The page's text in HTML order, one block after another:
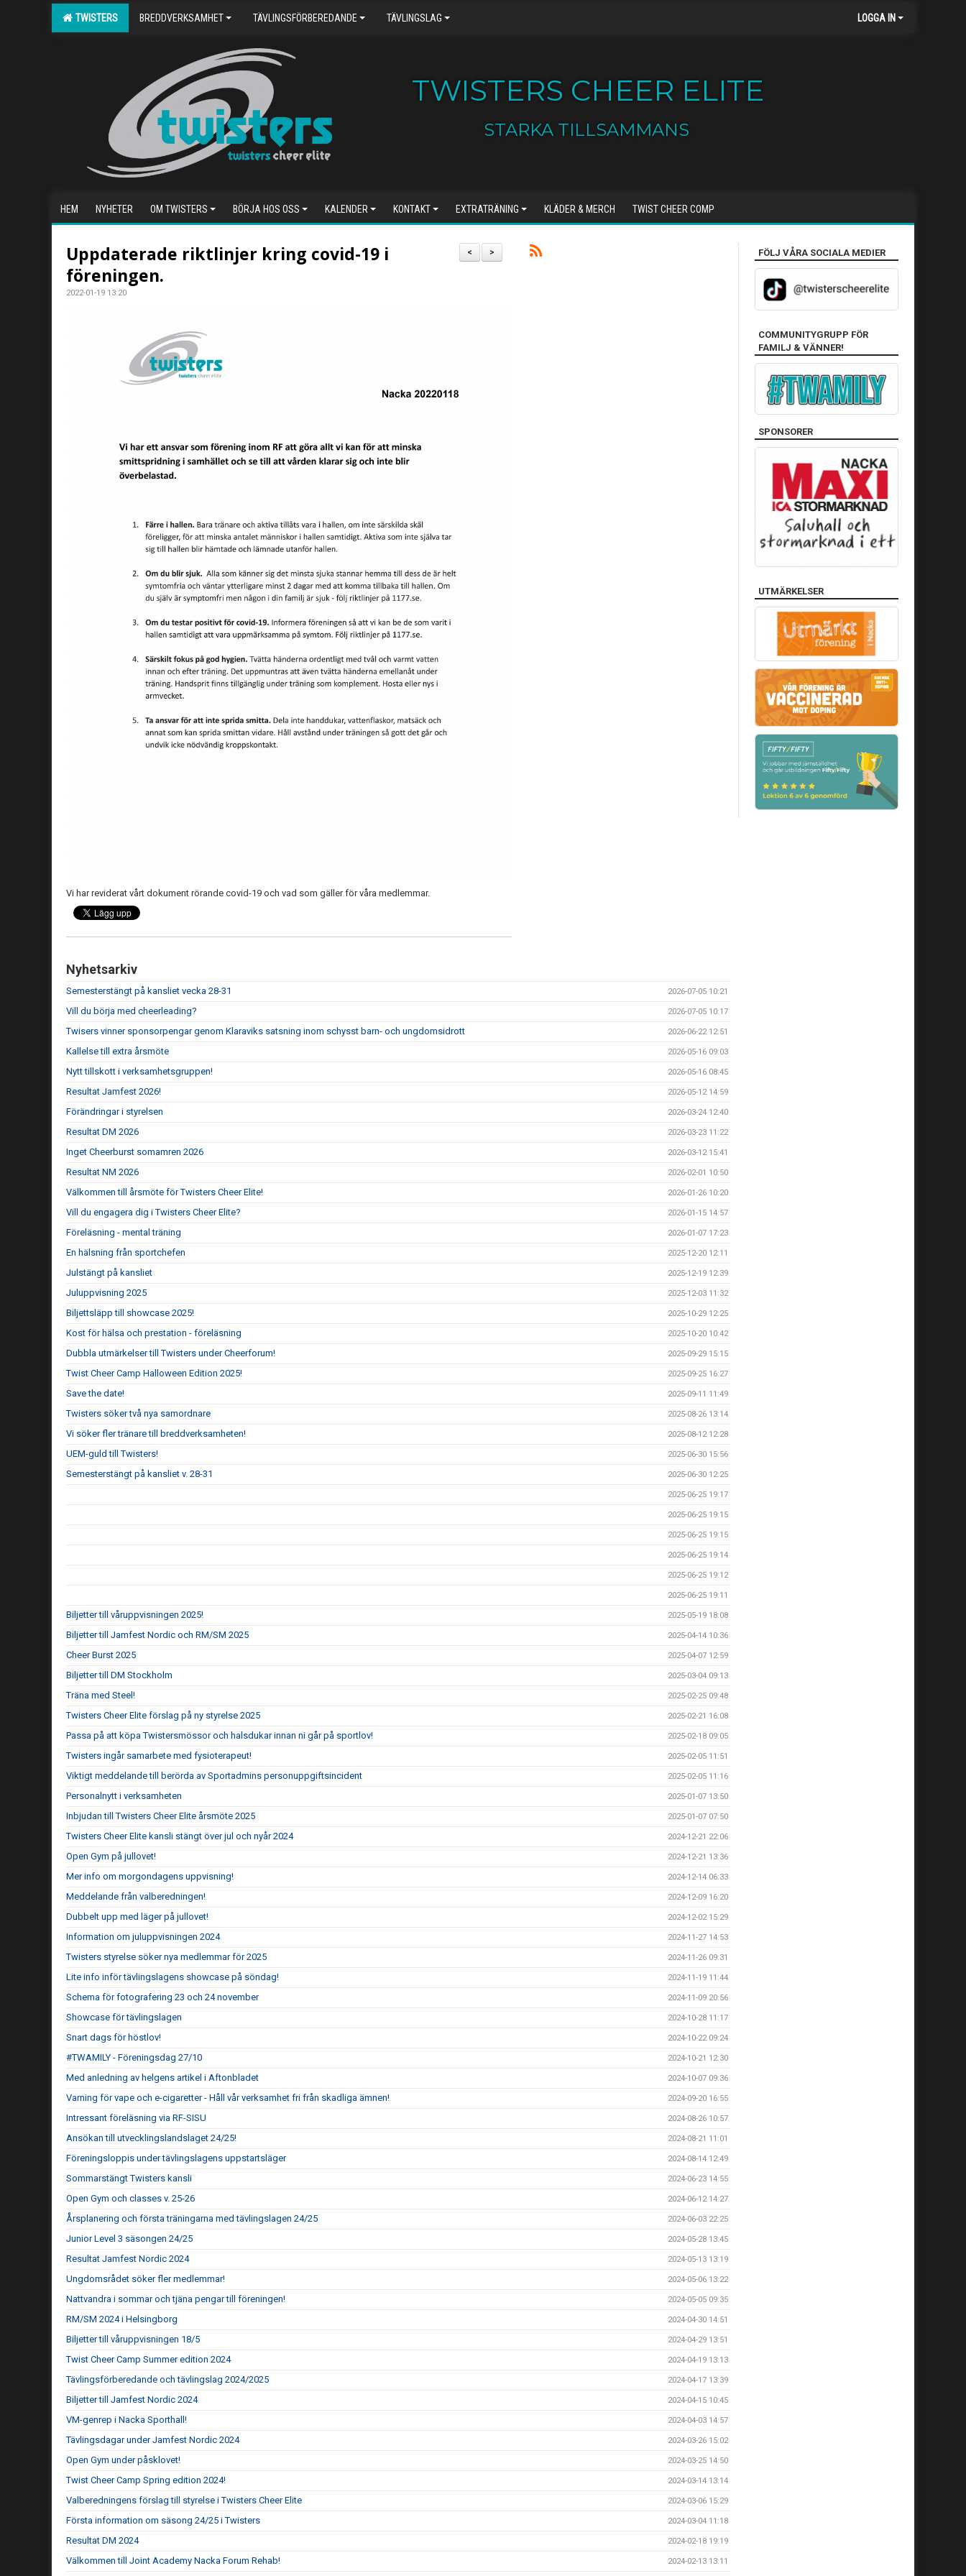
TWISTERS BREDDVERKSAMHET TÄVLINGSFÖRBEREDANDE TÄVLINGSLAG LOGGA IN
TWISTERS CHEER ELITE
STARKA TILLSAMMANS
HEM NYHETER OM TWISTERS BÖRJA HOS OSS KALENDER KONTAKT EXTRATRÄNING KLÄDER & MERCH TWIST CHEER COMP
>
<
Uppdaterade riktlinjer kring covid-19 i
föreningen.
2022-01-19 13:20
Vi har reviderat vårt dokument rörande covid-19 och vad som gäller för våra medlemmar.
Nyhetsarkiv
Semesterstängt på kansliet vecka 28-31 2026-07-05 10:21
Vill du börja med cheerleading? 2026-07-05 10:17
Twisers vinner sponsorpengar genom Klaraviks satsning inom schysst barn- och ungdomsidrott 2026-06-22 12:51
Kallelse till extra årsmöte 2026-05-16 09:03
Nytt tillskott i verksamhetsgruppen! 2026-05-16 08:45
Resultat Jamfest 2026! 2026-05-12 14:59
Förändringar i styrelsen 2026-03-24 12:40
Resultat DM 2026 2026-03-23 11:22
Inget Cheerburst somamren 2026 2026-03-12 15:41
Resultat NM 2026 2026-02-01 10:50
Välkommen till årsmöte för Twisters Cheer Elite! 2026-01-26 10:20
Vill du engagera dig i Twisters Cheer Elite? 2026-01-15 14:57
Föreläsning - mental träning 2026-01-07 17:23
En hälsning från sportchefen 2025-12-20 12:11
Julstängt på kansliet 2025-12-19 12:39
Juluppvisning 2025 2025-12-03 11:32
Biljettsläpp till showcase 2025! 2025-10-29 12:25
Kost för hälsa och prestation - föreläsning 2025-10-20 10:42
Dubbla utmärkelser till Twisters under Cheerforum! 2025-09-29 15:15
Twist Cheer Camp Halloween Edition 2025! 2025-09-25 16:27
Save the date! 2025-09-11 11:49
Twisters söker två nya samordnare 2025-08-26 13:14
Vi söker fler tränare till breddverksamheten! 2025-08-12 12:28
UEM-guld till Twisters! 2025-06-30 15:56
Semesterstängt på kansliet v. 28-31 2025-06-30 12:25
2025-06-25 19:17
2025-06-25 19:15
2025-06-25 19:15
2025-06-25 19:14
2025-06-25 19:12
2025-06-25 19:11
Biljetter till våruppvisningen 2025! 2025-05-19 18:08
Biljetter till Jamfest Nordic och RM/SM 2025 2025-04-14 10:36
Cheer Burst 2025 2025-04-07 12:59
Biljetter till DM Stockholm 2025-03-04 09:13
Träna med Steel! 2025-02-25 09:48
Twisters Cheer Elite förslag på ny styrelse 2025 2025-02-21 16:08
Passa på att köpa Twistersmössor och halsdukar innan ni går på sportlov! 2025-02-18 09:05
Twisters ingår samarbete med fysioterapeut! 2025-02-05 11:51
Viktigt meddelande till berörda av Sportadmins personuppgiftsincident 2025-02-05 11:16
Personalnytt i verksamheten 2025-01-07 13:50
Inbjudan till Twisters Cheer Elite årsmöte 2025 2025-01-07 07:50
Twisters Cheer Elite kansli stängt över jul och nyår 2024 2024-12-21 22:06
Open Gym på jullovet! 2024-12-21 13:36
Mer info om morgondagens uppvisning! 2024-12-14 06:33
Meddelande från valberedningen! 2024-12-09 16:20
Dubbelt upp med läger på jullovet! 2024-12-02 15:29
Information om juluppvisningen 2024 2024-11-27 14:53
Twisters styrelse söker nya medlemmar för 2025 2024-11-26 09:31
Lite info inför tävlingslagens showcase på söndag! 2024-11-19 11:44
Schema för fotografering 23 och 24 november 2024-11-09 20:56
Showcase för tävlingslagen 2024-10-28 11:17
Snart dags för höstlov! 2024-10-22 09:24
#TWAMILY - Föreningsdag 27/10 2024-10-21 12:30
Med anledning av helgens artikel i Aftonbladet 2024-10-07 09:36
Varning för vape och e-cigaretter - Håll vår verksamhet fri från skadliga ämnen! 2024-09-20 16:55
Intressant föreläsning via RF-SISU 2024-08-26 10:57
Ansökan till utvecklingslandslaget 24/25! 2024-08-21 11:01
Föreningsloppis under tävlingslagens uppstartsläger 2024-08-14 12:49
Sommarstängt Twisters kansli 2024-06-23 14:55
Open Gym och classes v. 25-26 2024-06-12 14:27
Årsplanering och första träningarna med tävlingslagen 24/25 2024-06-03 22:25
Junior Level 3 säsongen 24/25 2024-05-28 13:45
Resultat Jamfest Nordic 2024 2024-05-13 13:19
Ungdomsrådet söker fler medlemmar! 2024-05-06 13:22
Nattvandra i sommar och tjäna pengar till föreningen! 2024-05-05 09:35
RM/SM 2024 i Helsingborg 2024-04-30 14:51
Biljetter till våruppvisningen 18/5 2024-04-29 13:51
Twist Cheer Camp Summer edition 2024 2024-04-19 13:13
Tävlingsförberedande och tävlingslag 2024/2025 2024-04-17 13:39
Biljetter till Jamfest Nordic 2024 2024-04-15 10:45
VM-genrep i Nacka Sporthall! 2024-04-03 14:57
Tävlingsdagar under Jamfest Nordic 2024 2024-03-26 15:02
Open Gym under påsklovet! 2024-03-25 14:50
Twist Cheer Camp Spring edition 2024! 2024-03-14 13:14
Valberedningens förslag till styrelse i Twisters Cheer Elite 2024-03-06 15:29
Första information om säsong 24/25 i Twisters 2024-03-04 11:18
Resultat DM 2024 2024-02-18 19:19
Välkommen till Joint Academy Nacka Forum Rehab! 2024-02-13 13:11
FÖLJ VÅRA SOCIALA MEDIER
COMMUNITYGRUPP FÖR
FAMILJ & VÄNNER!
SPONSORER
UTMÄRKELSER